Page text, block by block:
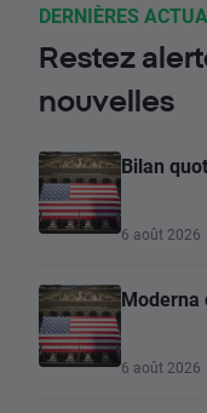
DERNIÈRES
Restez
nouvelles
Bilan
6 août 2026
Moderna
6 août 2026